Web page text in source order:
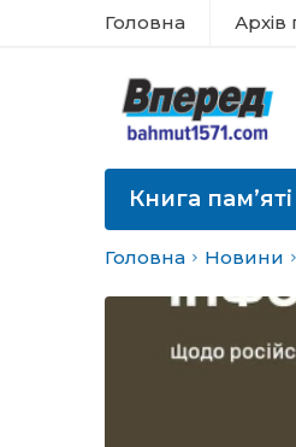
Головна Архів
Книга пам’яті
Головна Новини